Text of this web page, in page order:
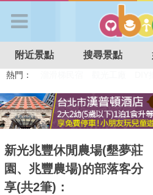
APP登入
首 頁
好康優惠
附近景點 搜尋景點
熱門：
新光兆豐休閒農場(墾夢莊
園、兆豐農場)的部落客分
享(共2筆)：